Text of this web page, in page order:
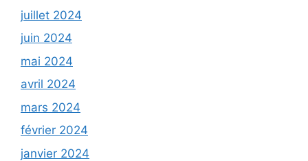
juillet 2024
juin 2024
mai 2024
avril 2024
mars 2024
février 2024
janvier 2024